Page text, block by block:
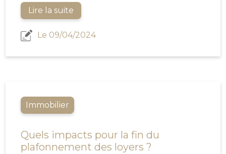
Lire la suite
Le 09/04/2024
Immobilier
Quels impacts pour la fin du
plafonnement des loyers ?